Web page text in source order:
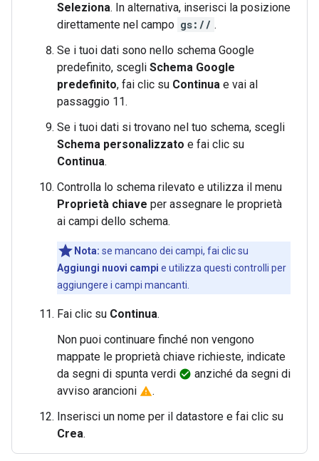
Seleziona. In alternativa, inserisci la posizione
direttamente nel campo gs:// .
Se i tuoi dati sono nello schema Google
predefinito, scegli Schema Google
predefinito, fai clic su Continua e vai al
passaggio 11.
Se i tuoi dati si trovano nel tuo schema, scegli
Schema personalizzato e fai clic su
Continua.
Controlla lo schema rilevato e utilizza il menu
Proprietà chiave per assegnare le proprietà
ai campi dello schema.
Nota: se mancano dei campi, fai clic su
Aggiungi nuovi campi e utilizza questi controlli per
aggiungere i campi mancanti.
Fai clic su Continua.
Non puoi continuare finché non vengono
mappate le proprietà chiave richieste, indicate
da segni di spunta verdi check_circle anziché da segni di
avviso arancioni warning.
Inserisci un nome per il datastore e fai clic su
Crea.